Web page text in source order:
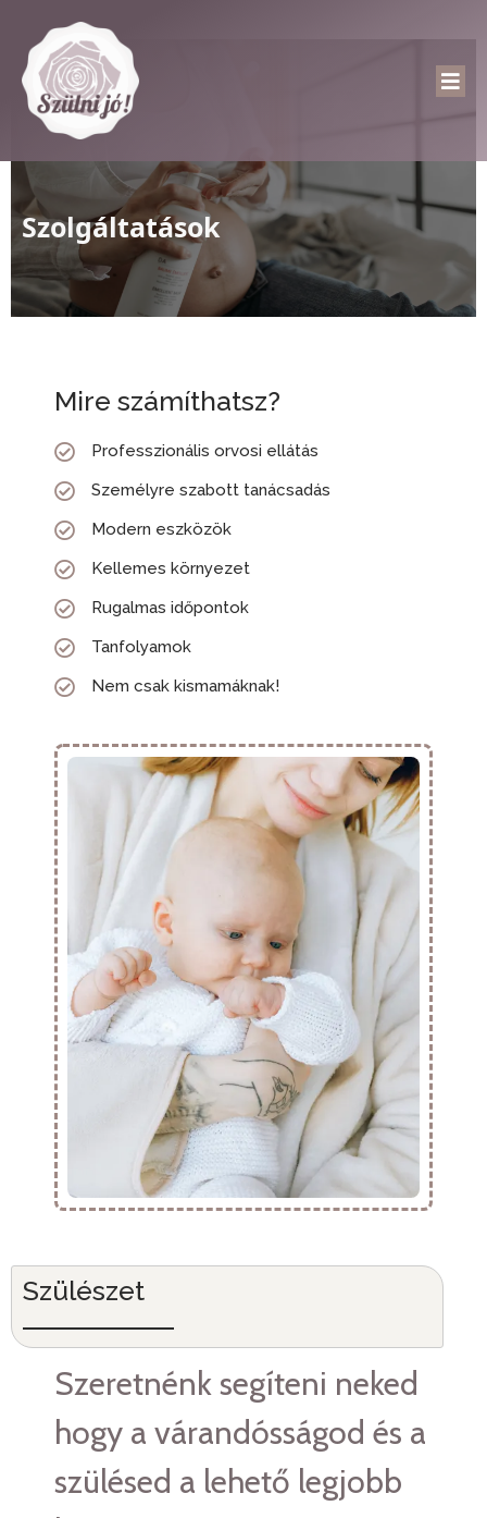
Szolgáltatások
Mire számíthatsz?
Professzionális orvosi ellátás
Személyre szabott tanácsadás
Modern eszközök
Kellemes környezet
Rugalmas időpontok
Tanfolyamok
Nem csak kismamáknak!
Szülészet
Szeretnénk segíteni neked
hogy a várandósságod és a
szülésed a lehető legjobb